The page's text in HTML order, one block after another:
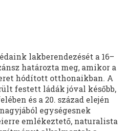
lakberendezését a 16–
határozta meg, amikor a
hódított otthonaikban. A
festett ládák jóval később,
és a 20. század elején
egységesnek
emlékeztető, naturalista